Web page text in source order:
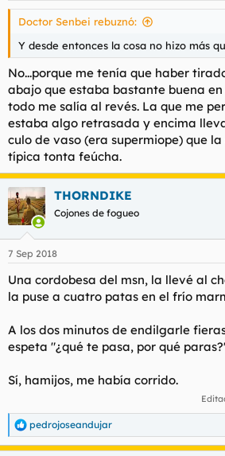
Doctor Senbei rebuznó:
Y desde entonces la cosa no hizo más
No...porque me tenía que haber
abajo que estaba bastante buena
todo me salía al revés. La que me
estaba algo retrasada y encima
culo de vaso (era supermiope) que
típica tonta feúcha.
THORNDIKE
Cojones de fogueo
7 Sep 2018
Una cordobesa del msn, la llevé al
la puse a cuatro patas en el frío
A los dos minutos de endilgarle
espeta "¿qué te pasa, por qué paras
Sí, hamijos, me había corrido.
R
e
pedrojoseandujar